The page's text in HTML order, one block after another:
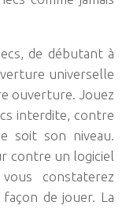
de débutant à
universelle
ouverture. Jouez
interdite, contre
soit son niveau.
contre un logiciel
constaterez
de jouer. La